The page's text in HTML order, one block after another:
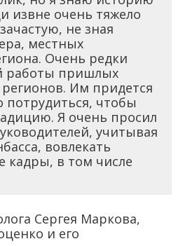
извне очень тяжело
не зная
местных
Очень редки
работы пришлых
Им придется
потрудиться, чтобы
Я очень просил
учитывая
вовлекать
кадры, в том числе
Сергея Маркова,
и его